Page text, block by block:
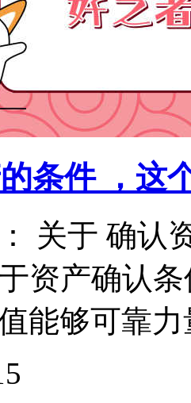
条件 ，这
关于 确认
资产确认
能够可靠